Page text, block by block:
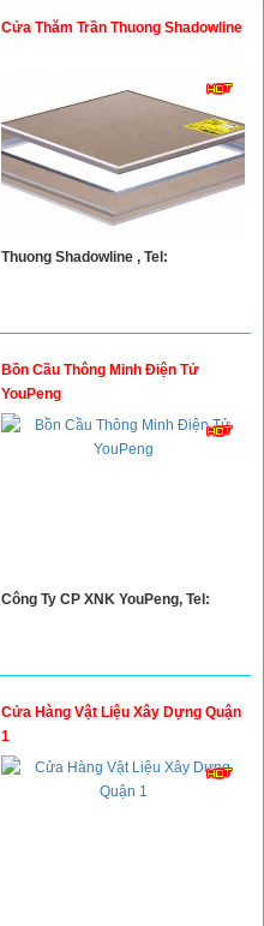
Cửa Thăm Trần Thuong Shadowline
Thuong Shadowline , Tel:
Bồn Cầu Thông Minh Điện Tử
YouPeng
Công Ty CP XNK YouPeng, Tel:
Cửa Hàng Vật Liệu Xây Dựng Quận
1